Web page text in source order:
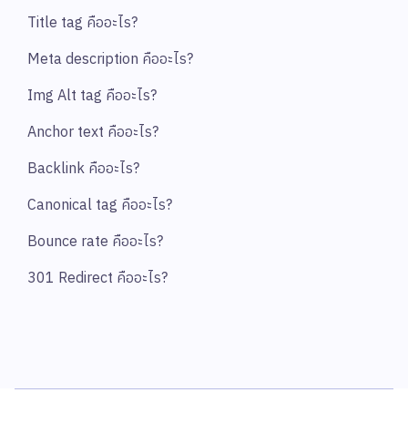
Title tag คืออะไร?
Meta description คืออะไร?
Img Alt tag คืออะไร?
Anchor text คืออะไร?
Backlink คืออะไร?
Canonical tag คืออะไร?
Bounce rate คืออะไร?
301 Redirect คืออะไร?